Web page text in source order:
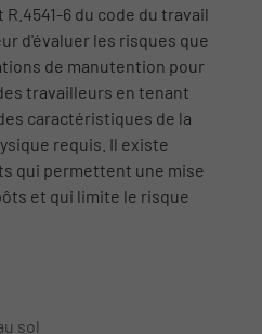
6 du code du travail
d'évaluer les risques que
de manutention pour
travailleurs en tenant
caractéristiques de la
requis. Il existe
qui permettent une mise
et qui limite le risque
sol